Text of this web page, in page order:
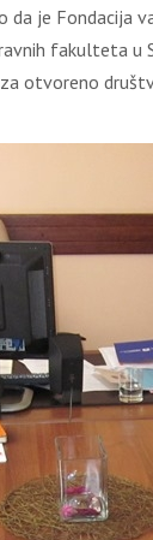
je Fondacija
fakulteta u
otvoreno